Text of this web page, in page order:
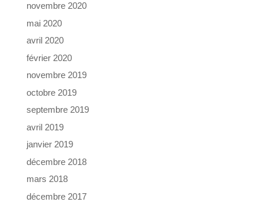
novembre 2020
mai 2020
avril 2020
février 2020
novembre 2019
octobre 2019
septembre 2019
avril 2019
janvier 2019
décembre 2018
mars 2018
décembre 2017